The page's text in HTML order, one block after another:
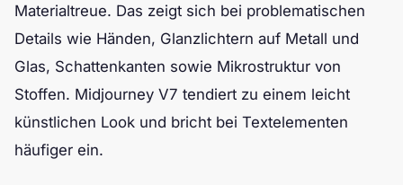
Materialtreue. Das zeigt sich bei problematischen
Details wie Händen, Glanzlichtern auf Metall und
Glas, Schattenkanten sowie Mikrostruktur von
Stoffen. Midjourney V7 tendiert zu einem leicht
künstlichen Look und bricht bei Textelementen
häufiger ein.